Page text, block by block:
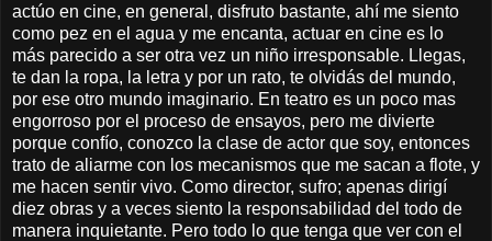
actúo en cine, en general, disfruto bastante, ahí me siento
como pez en el agua y me encanta, actuar en cine es lo
más parecido a ser otra vez un niño irresponsable. Llegas,
te dan la ropa, la letra y por un rato, te olvidás del mundo,
por ese otro mundo imaginario. En teatro es un poco mas
engorroso por el proceso de ensayos, pero me divierte
porque confío, conozco la clase de actor que soy, entonces
trato de aliarme con los mecanismos que me sacan a flote, y
me hacen sentir vivo. Como director, sufro; apenas dirigí
diez obras y a veces siento la responsabilidad del todo de
manera inquietante. Pero todo lo que tenga que ver con el